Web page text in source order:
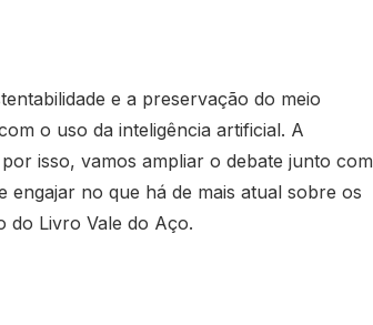
e a preservação do meio
o uso da inteligência artificial. A
isso, vamos ampliar o debate junto com
no que há de mais atual sobre os
do Livro Vale do Aço.